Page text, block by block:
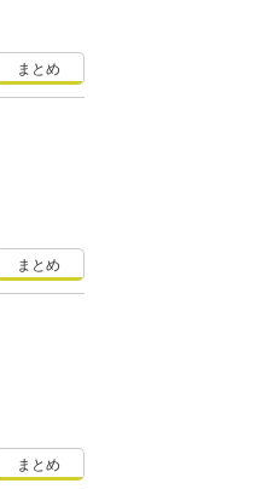
まとめ
まとめ
まとめ